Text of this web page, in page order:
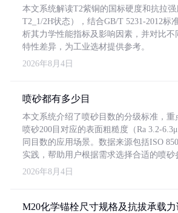
本文系统解读T2紫铜的国标硬度和抗拉强
T2_1/2H状态），结合GB/T 5231-2012标
析其力学性能指标及影响因素，并对比不
特性差异，为工业选材提供参考。
2026年8月4日
喷砂都有多少目
本文系统介绍了喷砂目数的分级标准，重
喷砂200目对应的表面粗糙度（Ra 3.2-
同目数的应用场景。数据来源包括ISO
实践，帮助用户根据需求选择合适的喷砂
2026年8月4日
M20化学锚栓尺寸规格及抗拔承载